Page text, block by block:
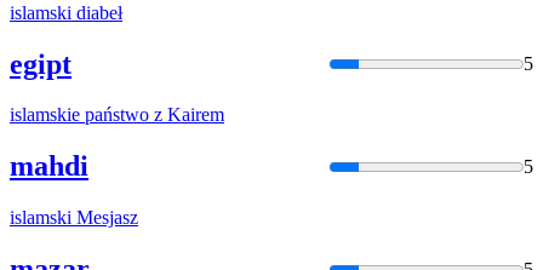
islamski diabeł
egipt 5
islamskie państwo z Kairem
mahdi 5
islamski Mesjasz